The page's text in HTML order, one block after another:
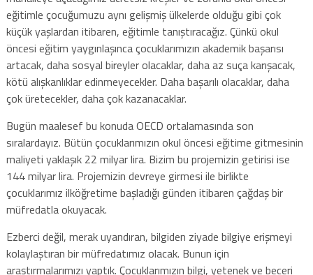
eğitimle çocuğumuzu aynı gelişmiş ülkelerde olduğu gibi çok
küçük yaşlardan itibaren, eğitimle tanıştıracağız. Çünkü okul
öncesi eğitim yaygınlaşınca çocuklarımızın akademik başarısı
artacak, daha sosyal bireyler olacaklar, daha az suça karışacak,
kötü alışkanlıklar edinmeyecekler. Daha başarılı olacaklar, daha
çok üretecekler, daha çok kazanacaklar.
Bugün maalesef bu konuda OECD ortalamasında son
sıralardayız. Bütün çocuklarımızın okul öncesi eğitime gitmesinin
maliyeti yaklaşık 22 milyar lira. Bizim bu projemizin getirisi ise
144 milyar lira. Projemizin devreye girmesi ile birlikte
çocuklarımız ilköğretime başladığı günden itibaren çağdaş bir
müfredatla okuyacak.
Ezberci değil, merak uyandıran, bilgiden ziyade bilgiye erişmeyi
kolaylaştıran bir müfredatımız olacak. Bunun için
araştırmalarımızı yaptık. Çocuklarımızın bilgi, yetenek ve beceri